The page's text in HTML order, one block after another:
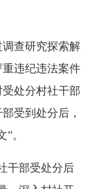
查研究探索解
违纪违法案件
处分村社干部
受到处分后，
。
干部受处分后